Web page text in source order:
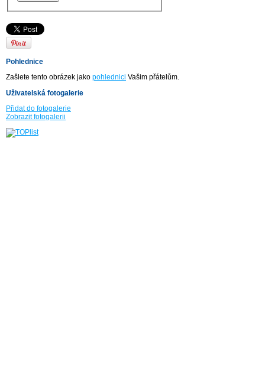
Pohlednice
Zašlete tento obrázek jako pohlednici Vašim přátelům.
Uživatelská fotogalerie
Přidat do fotogalerie
Zobrazit fotogalerii